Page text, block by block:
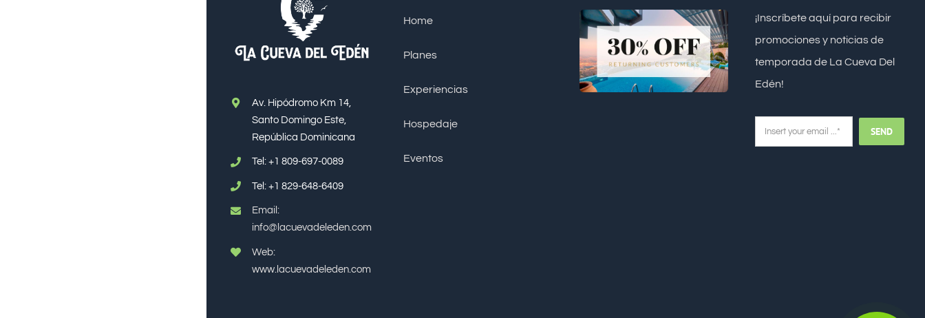
Av. Hipódromo Km 14,
Santo Domingo Este,
República Dominicana
Tel: +1 809-697-0089
Tel: +1 829-648-6409
Email:
info@lacuevadeleden.com
Web:
www.lacuevadeleden.com
Home
Planes
Experiencias
Hospedaje
Eventos
¡Inscríbete aquí para recibir
promociones y noticias de
temporada de La Cueva Del
Edén!
SEND